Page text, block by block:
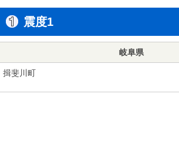
震度1
岐阜県
揖斐川町